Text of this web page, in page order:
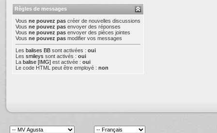
Règles de messages
Vous ne pouvez pas créer de nouvelles discussions
Vous ne pouvez pas envoyer des réponses
Vous ne pouvez pas envoyer des pièces jointes
Vous ne pouvez pas modifier vos messages
Les balises BB sont activées : oui
Les smileys sont activés : oui
La balise [IMG] est activée : oui
Le code HTML peut être employé : non